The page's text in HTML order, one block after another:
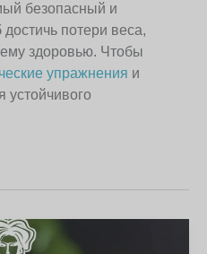
безопасный и
потери веса,
здоровью. Чтобы
упражнения и
устойчивого